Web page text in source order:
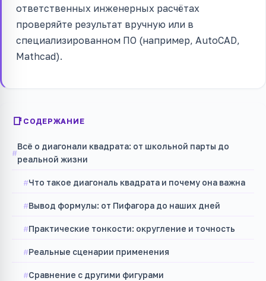
ответственных инженерных расчётах
проверяйте результат вручную или в
специализированном ПО (например, AutoCAD,
Mathcad).
СОДЕРЖАНИЕ
Всё о диагонали квадрата: от школьной парты до
реальной жизни
Что такое диагональ квадрата и почему она важна
Вывод формулы: от Пифагора до наших дней
Практические тонкости: округление и точность
Реальные сценарии применения
Сравнение с другими фигурами